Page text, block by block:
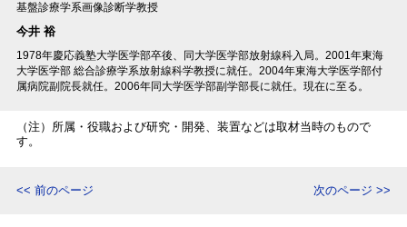
基盤診療学系画像診断学教授
今井 裕
1978年慶応義塾大学医学部卒後、同大学医学部放射線科入局。2001年東海
大学医学部 総合診療学系放射線科学教授に就任。2004年東海大学医学部付
属病院副院長就任。2006年同大学医学部副学部長に就任。現在に至る。
（注）所属・役職および研究・開発、装置などは取材当時のもので
す。
<< 前のページ 次のページ >>